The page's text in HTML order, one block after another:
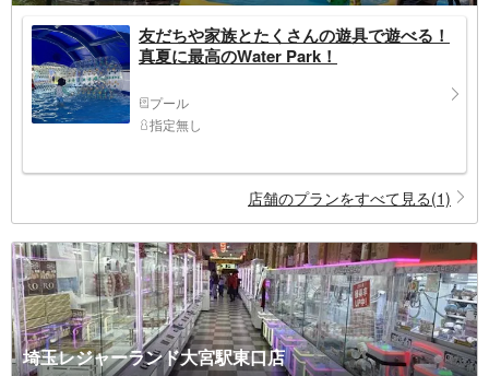
友だちや家族とたくさんの遊具で遊べる！
真夏に最高のWater Park！
プール
指定無し
店舗のプランをすべて見る(1)
埼玉レジャーランド大宮駅東口店